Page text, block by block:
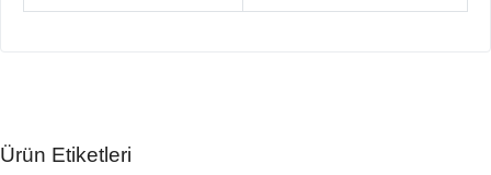
Ürün Etiketleri